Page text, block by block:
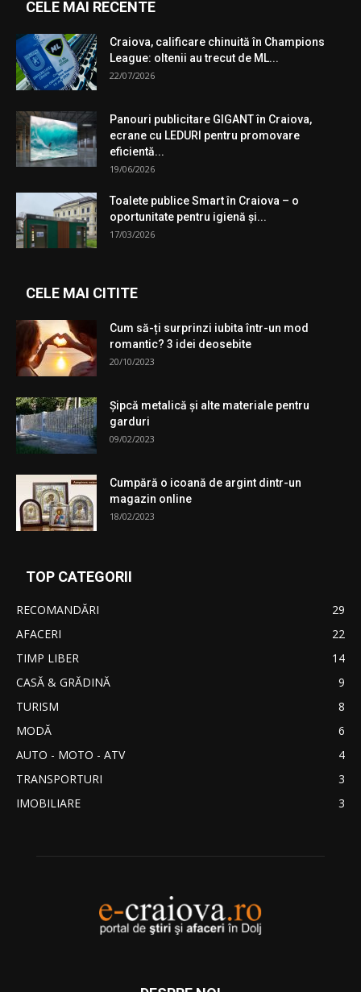
CELE MAI RECENTE
Craiova, calificare chinuită în Champions
League: oltenii au trecut de ML...
22/07/2026
Panouri publicitare GIGANT în Craiova,
ecrane cu LEDURI pentru promovare
eficientă...
19/06/2026
Toalete publice Smart în Craiova – o
oportunitate pentru igienă şi...
17/03/2026
CELE MAI CITITE
Cum să-ți surprinzi iubita într-un mod
romantic? 3 idei deosebite
20/10/2023
Şipcă metalică şi alte materiale pentru
garduri
09/02/2023
Cumpără o icoană de argint dintr-un
magazin online
18/02/2023
TOP CATEGORII
RECOMANDĂRI
29
AFACERI
22
TIMP LIBER
14
CASĂ & GRĂDINĂ
9
TURISM
8
MODĂ
6
AUTO - MOTO - ATV
4
TRANSPORTURI
3
IMOBILIARE
3